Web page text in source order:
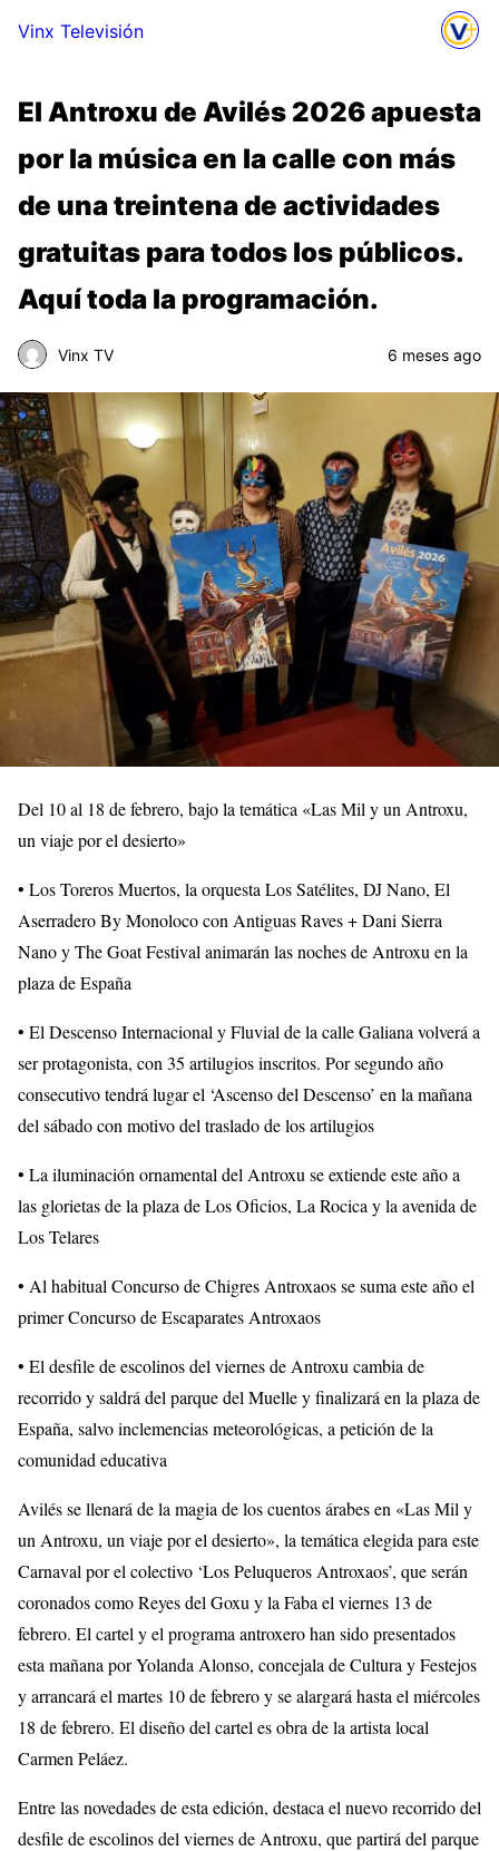
Vinx Televisión
El Antroxu de Avilés 2026 apuesta
por la música en la calle con más
de una treintena de actividades
gratuitas para todos los públicos.
Aquí toda la programación.
Vinx TV 6 meses ago
Del 10 al 18 de febrero, bajo la temática «Las Mil y un Antroxu,
un viaje por el desierto»
• Los Toreros Muertos, la orquesta Los Satélites, DJ Nano, El
Aserradero By Monoloco con Antiguas Raves + Dani Sierra
Nano y The Goat Festival animarán las noches de Antroxu en la
plaza de España
• El Descenso Internacional y Fluvial de la calle Galiana volverá a
ser protagonista, con 35 artilugios inscritos. Por segundo año
consecutivo tendrá lugar el ‘Ascenso del Descenso’ en la mañana
del sábado con motivo del traslado de los artilugios
• La iluminación ornamental del Antroxu se extiende este año a
las glorietas de la plaza de Los Oficios, La Rocica y la avenida de
Los Telares
• Al habitual Concurso de Chigres Antroxaos se suma este año el
primer Concurso de Escaparates Antroxaos
• El desfile de escolinos del viernes de Antroxu cambia de
recorrido y saldrá del parque del Muelle y finalizará en la plaza de
España, salvo inclemencias meteorológicas, a petición de la
comunidad educativa
Avilés se llenará de la magia de los cuentos árabes en «Las Mil y
un Antroxu, un viaje por el desierto», la temática elegida para este
Carnaval por el colectivo ‘Los Peluqueros Antroxaos’, que serán
coronados como Reyes del Goxu y la Faba el viernes 13 de
febrero. El cartel y el programa antroxero han sido presentados
esta mañana por Yolanda Alonso, concejala de Cultura y Festejos
y arrancará el martes 10 de febrero y se alargará hasta el miércoles
18 de febrero. El diseño del cartel es obra de la artista local
Carmen Peláez.
Entre las novedades de esta edición, destaca el nuevo recorrido del
desfile de escolinos del viernes de Antroxu, que partirá del parque